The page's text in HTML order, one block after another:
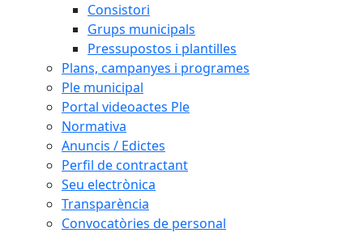
Consistori
Grups municipals
Pressupostos i plantilles
Plans, campanyes i programes
Ple municipal
Portal videoactes Ple
Normativa
Anuncis / Edictes
Perfil de contractant
Seu electrònica
Transparència
Convocatòries de personal